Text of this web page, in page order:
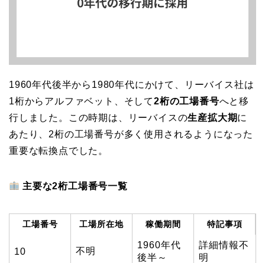
1960年代後半から1980年代にかけて、リーバイス社は
1桁からアルファベット、そして2桁の工場番号へと移
行しました。この時期は、リーバイスの生産拡大期に
あたり、2桁の工場番号が多く使用されるようになった
重要な転換点でした。
主要な2桁工場番号一覧
工場番号 工場所在地 稼働期間 特記事項
10 不明
1960年代
後半～
詳細情報不
明